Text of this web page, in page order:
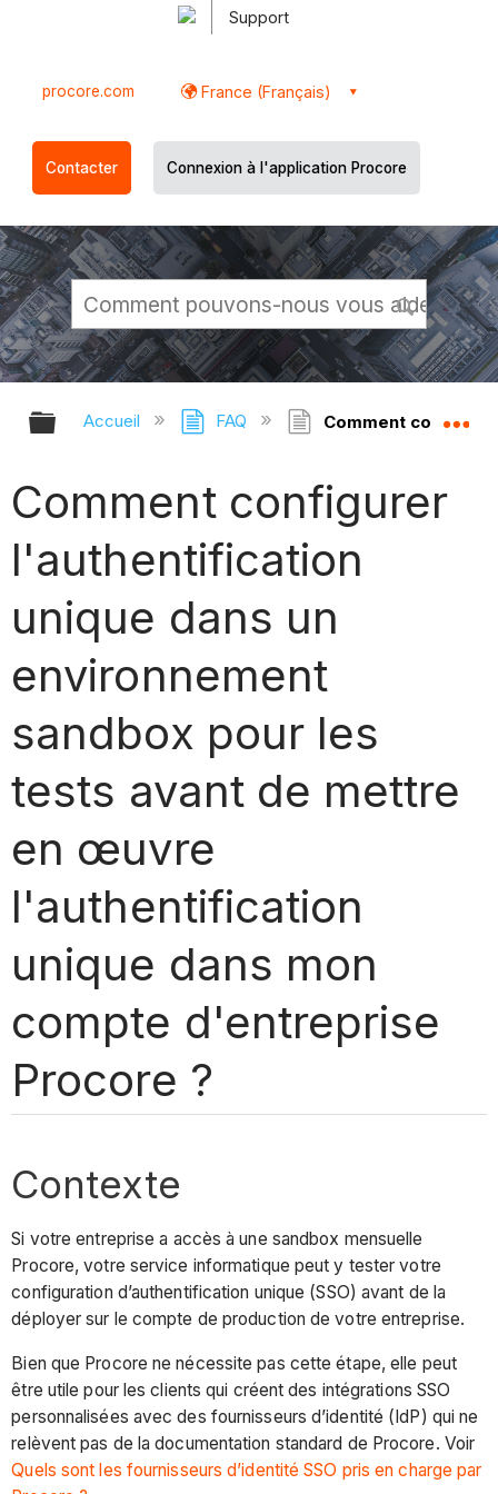
Support
procore.com France (Français)
Contacter Connexion à l'application Procore
Développer/réduire la hiérarchie
Accueil FAQ Comment
Comment configurer
l'authentification
unique dans un
environnement
sandbox pour les
tests avant de mettre
en œuvre
l'authentification
unique dans mon
compte d'entreprise
Procore ?
Contexte
Si votre entreprise a accès à une sandbox mensuelle
Procore, votre service informatique peut y tester votre
configuration d’authentification unique (SSO) avant de la
déployer sur le compte de production de votre entreprise.
Bien que Procore ne nécessite pas cette étape, elle peut
être utile pour les clients qui créent des intégrations SSO
personnalisées avec des fournisseurs d’identité (IdP) qui ne
relèvent pas de la documentation standard de Procore. Voir
Quels sont les fournisseurs d’identité SSO pris en charge par